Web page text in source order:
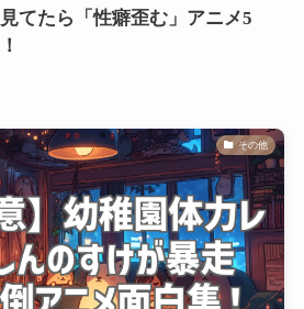
てたら「性癖歪む」アニメ5
その他